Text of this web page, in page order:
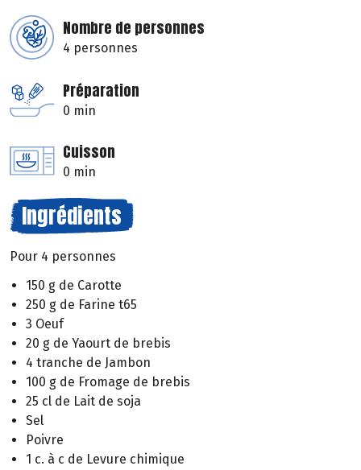
Nombre de personnes
4 personnes
Préparation
0 min
Cuisson
0 min
Ingrédients
Pour 4 personnes
150 g de Carotte
250 g de Farine t65
3 Oeuf
20 g de Yaourt de brebis
4 tranche de Jambon
100 g de Fromage de brebis
25 cl de Lait de soja
Sel
Poivre
1 c. à c de Levure chimique